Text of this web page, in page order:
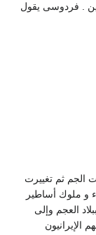
. فردوسی یقول
ثم تغییرت
و ملوك أساطیر
العجم وإلى
الإیرانيون